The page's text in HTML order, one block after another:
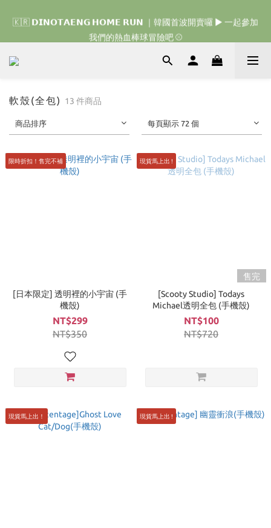
我們的熱血棒球冒險吧 ⚾️
我們的熱血棒球冒險吧 ⚾️
🇯🇵 𝗗𝗜𝗡𝗢𝗧𝗔𝗘𝗡𝗚 𝗢𝗡𝗘 𝗠𝗢𝗥𝗘 𝗕𝗜𝗧𝗘｜日本限時接單中
🇰🇷 𝗗𝗜𝗡𝗢𝗧𝗔𝗘𝗡𝗚 𝗛𝗢𝗠𝗘 𝗥𝗨𝗡 ｜韓國首波開賣囉 ▶ 一起參加
軟殼(全包) 13 件商品
商品排序 每頁顯示 72 個
限時折扣！售完不補
[日本限定] 透明裡的小宇宙 (手
機殼)
NT$299
NT$350
現貨馬上出 !
售完
[Scooty Studio] Todays
Michael透明全包 (手機殼)
NT$100
NT$720
現貨馬上出！ 現貨馬上出 !